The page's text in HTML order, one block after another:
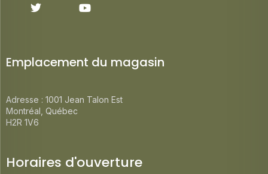
Emplacement du magasin
Adresse : 1001 Jean Talon Est
Montréal, Québec
H2R 1V6
Horaires d'ouverture